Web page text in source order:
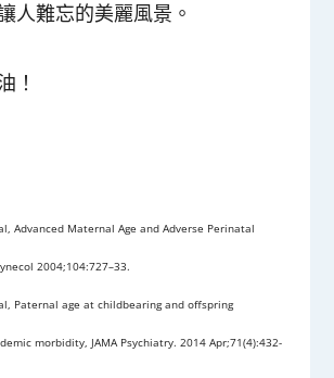
人難忘的美麗風景。
！
Advanced Maternal Age and Adverse Perinatal
2004;104:727–33.
Paternal age at childbearing and offspring
morbidity, JAMA Psychiatry. 2014 Apr;71(4):432-